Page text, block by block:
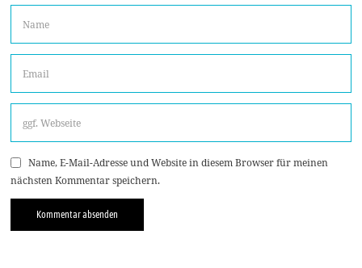
Name, E-Mail-Adresse und Website in diesem Browser für meinen
nächsten Kommentar speichern.